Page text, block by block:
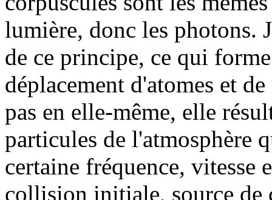
lumière, donc les photons.
de ce principe, ce qui
déplacement d'atomes et
pas en elle-même, elle
particules de l'atmosphère
certaine fréquence, vitesse
collision initiale, source de